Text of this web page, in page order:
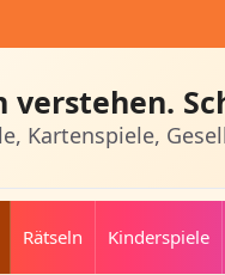
verstehen.
Kartenspiele,
Rätseln Kinderspiele